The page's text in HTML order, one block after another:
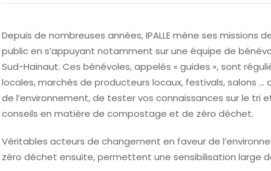
Depuis de nombreuses années, IPALLE mène ses missions
public en s’appuyant notamment sur une équipe de
Sud-Hainaut. Ces bénévoles, appelés « guides », sont
locales, marchés de producteurs locaux, festivals, salons …
de l’environnement, de tester vos connaissances sur le tri
conseils en matière de compostage et de zéro déchet.
Véritables acteurs de changement en faveur de
zéro déchet ensuite, permettent une sensibilisation large